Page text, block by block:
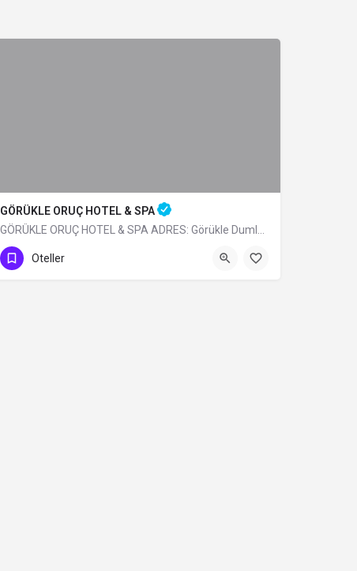
GÖRÜKLE ORUÇ HOTEL & SPA
GÖRÜKLE ORUÇ HOTEL & SPA ADRES: Görükle Dumlupınar Mh. İskele Sk. N:13…
0 (224) 483 32 99
Oteller